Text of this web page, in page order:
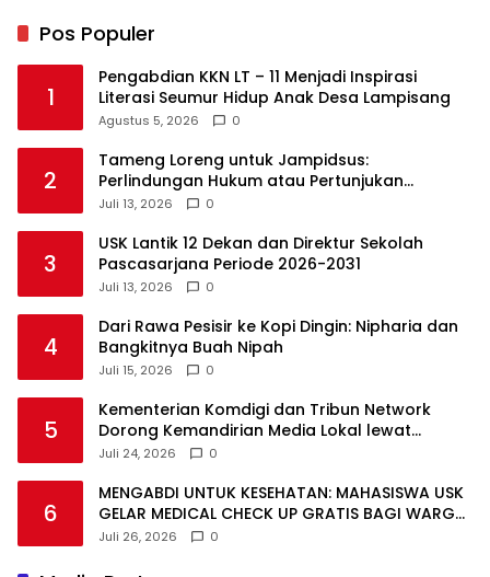
Pos Populer
1
Pengabdian KKN LT – 11 Menjadi Inspirasi
Literasi Seumur Hidup Anak Desa Lampisang
Agustus 5, 2026 0
2
Tameng Loreng untuk Jampidsus:
Perlindungan Hukum atau Pertunjukan
Kekuasaan?
Juli 13, 2026 0
3
USK Lantik 12 Dekan dan Direktur Sekolah
Pascasarjana Periode 2026-2031
Juli 13, 2026 0
4
Dari Rawa Pesisir ke Kopi Dingin: Nipharia dan
Bangkitnya Buah Nipah
Juli 15, 2026 0
5
Kementerian Komdigi dan Tribun Network
Dorong Kemandirian Media Lokal lewat
Workshop di Banda Aceh
Juli 24, 2026 0
6
MENGABDI UNTUK KESEHATAN: MAHASISWA USK
GELAR MEDICAL CHECK UP GRATIS BAGI WARGA
DESA AGUSEN
Juli 26, 2026 0